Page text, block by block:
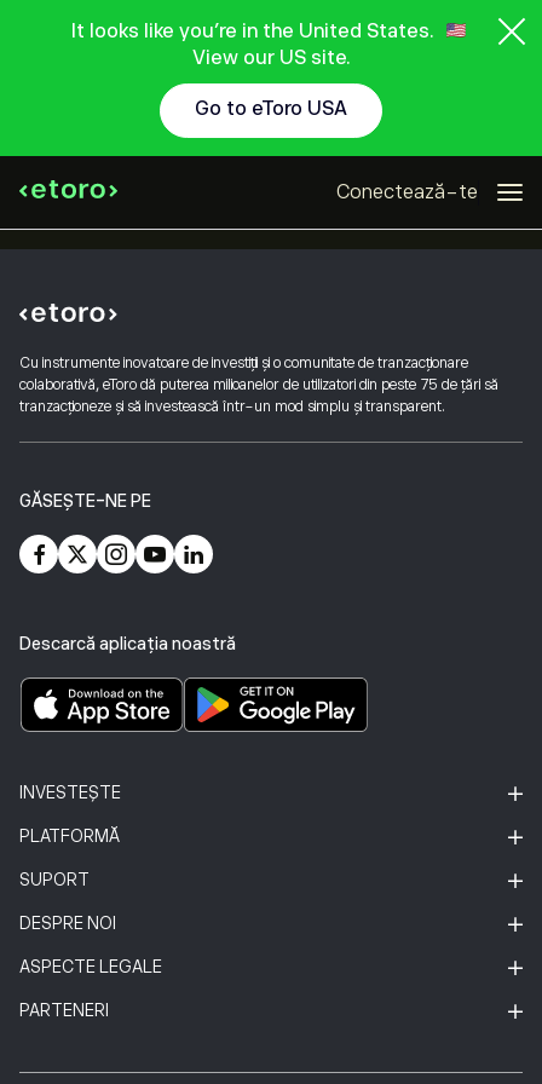
It looks like you're in the United States.
View our US site.
Go to eToro USA
Conectează-te
Cu instrumente inovatoare de investiții și o comunitate de tranzacționare
colaborativă, eToro dă puterea milioanelor de utilizatori din peste 75 de țări să
tranzacționeze și să investească într-un mod simplu și transparent.
GĂSEȘTE-NE PE
Descarcă aplicația noastră
INVESTEȘTE
PLATFORMĂ
SUPORT
DESPRE NOI
ASPECTE LEGALE
PARTENERI